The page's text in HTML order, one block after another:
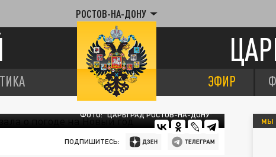
РОСТОВ-НА-ДОНУ
ЭФИР
ФОТО: "ЦАРЬГРАД РОСТОВ-НА-ДОНУ"
ПОДПИШИТЕСЬ:
МЫ